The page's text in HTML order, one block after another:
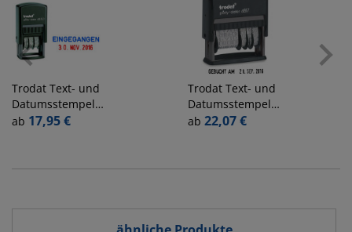
Trodat Text- und
Datumsstempel
printy 4850/L1
+ Datum
(Datum) 3,8mm
ab 17,95 €
Trodat Text- und
Datumsstempel
printy-dater 4817
Schrifthöhe
ab 22,07 €